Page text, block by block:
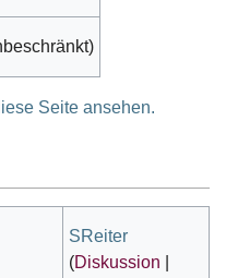
Seite ansehen.
SReiter
(Diskussion